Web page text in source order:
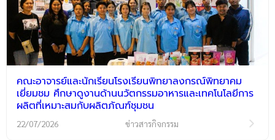
คณะอาจารย์และนักเรียนโรงเรียนพิทยาลงกรณ์พิทยาคม
เยี่ยมชม ศึกษาดูงานด้านนวัตกรรมอาหารและเทคโนโลยีการ
ผลิตที่เหมาะสมกับผลิตภัณฑ์ชุมชน
22/07/2026 ข่าวสารกิจกรรม